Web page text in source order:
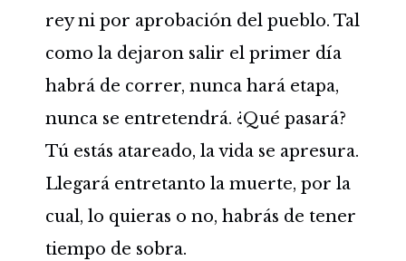
rey ni por aprobación del pueblo. Tal
como la dejaron salir el primer día
habrá de correr, nunca hará etapa,
nunca se entretendrá. ¿Qué pasará?
Tú estás atareado, la vida se apresura.
Llegará entretanto la muerte, por la
cual, lo quieras o no, habrás de tener
tiempo de sobra.